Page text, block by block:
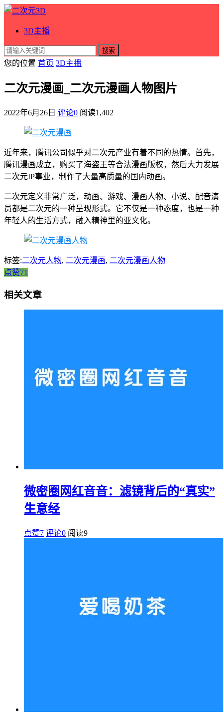
3D主播
搜索
您的位置 首页 3D主播
二次元漫画_二次元漫画人物图片
2022年6月26日 评论0 阅读1,402
近年来，腾讯公司似乎对二次元产业有着不同的热情。首先，
腾讯漫画成立，购买了海盗王等合法漫画版权，然后大力发展
二次元IP事业，制作了大量高质量的国内动画。
二次元定义非常广泛，动画、游戏、漫画人物、小说、配音演
员都是二次元的一种呈现形式。它不仅是一种态度，也是一种
年轻人的生活方式，融入精神里的亚文化。
标签:二次元人物, 二次元漫画, 二次元漫画人物
点赞71
相关文章
微密圈网红音音：滤镜背后的“真实”
生意经
点赞7 评论0 阅读9